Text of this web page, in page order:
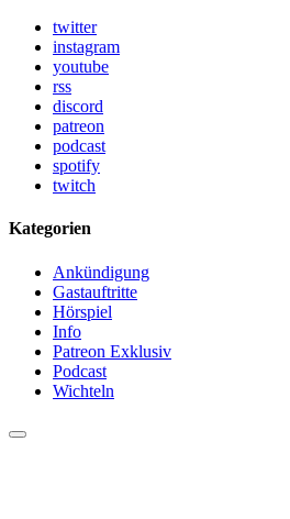
twitter
instagram
youtube
rss
discord
patreon
podcast
spotify
twitch
Kategorien
Ankündigung
Gastauftritte
Hörspiel
Info
Patreon Exklusiv
Podcast
Wichteln